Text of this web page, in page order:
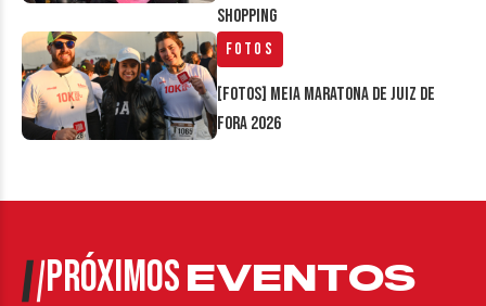
Shopping
Fotos
[FOTOS] Meia Maratona de Juiz de
Fora 2026
PRÓXIMOSEVENTOS